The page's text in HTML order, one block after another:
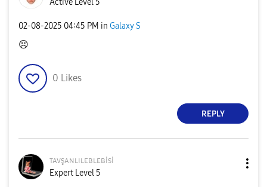
Active Level 5
‎02-08-2025 04:45 PM in Galaxy S
☹️
0 Likes
REPLY
ᴛᴀᴠşᴀɴʟɪʟᴇʙʟᴇʙisi
Expert Level 5